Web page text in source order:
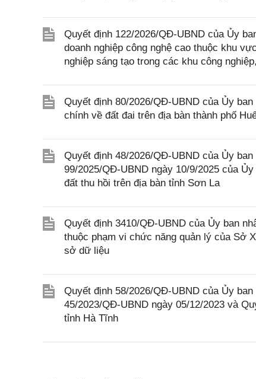
Quyết định 122/2026/QĐ-UBND của Ủy
doanh nghiệp công nghệ cao thuộc khu
nghiệp sáng tạo trong các khu công
Quyết định 80/2026/QĐ-UBND của Ủy
chính về đất đai trên địa bàn thành phố
Quyết định 48/2026/QĐ-UBND của Ủy
99/2025/QĐ-UBND ngày 10/9/2025 của
đất thu hồi trên địa bàn tỉnh Sơn La
Quyết định 3410/QĐ-UBND của Ủy ban
thuộc phạm vi chức năng quản lý của Sở
sở dữ liệu
Quyết định 58/2026/QĐ-UBND của Ủy
45/2023/QĐ-UBND ngày 05/12/2023 và
tỉnh Hà Tĩnh